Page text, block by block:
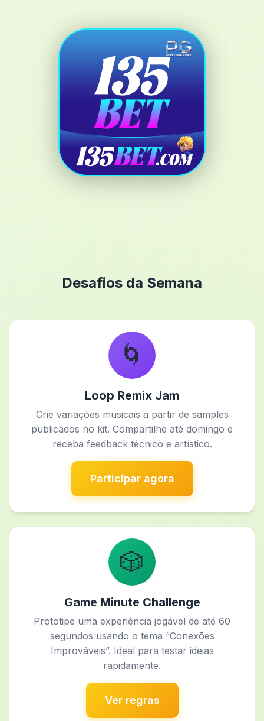
Desafios da Semana
🌀
Loop Remix Jam
Crie variações musicais a partir de samples
publicados no kit. Compartilhe até domingo e
receba feedback técnico e artístico.
Participar agora
🎲
Game Minute Challenge
Prototipe uma experiência jogável de até 60
segundos usando o tema “Conexões
Improváveis”. Ideal para testar ideias
rapidamente.
Ver regras